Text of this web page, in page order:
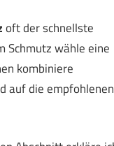
oft der schnellste
Schmutz wähle eine
kombiniere
auf die empfohlenen